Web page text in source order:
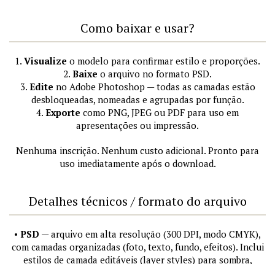
Como baixar e usar?
1. Visualize o modelo para confirmar estilo e proporções.
2. Baixe o arquivo no formato PSD.
3. Edite no Adobe Photoshop — todas as camadas estão
desbloqueadas, nomeadas e agrupadas por função.
4. Exporte como PNG, JPEG ou PDF para uso em
apresentações ou impressão.
Nenhuma inscrição. Nenhum custo adicional. Pronto para
uso imediatamente após o download.
Detalhes técnicos / formato do arquivo
• PSD — arquivo em alta resolução (300 DPI, modo CMYK),
com camadas organizadas (foto, texto, fundo, efeitos). Inclui
estilos de camada editáveis (layer styles) para sombra,